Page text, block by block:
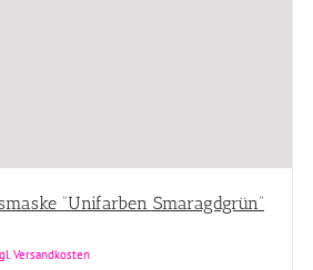
“Unifarben Smaragdgrün”
Versandkosten